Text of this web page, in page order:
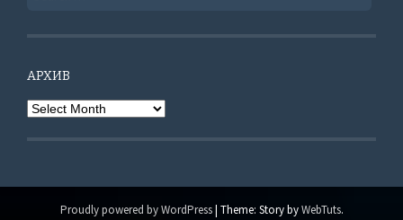
АРХИВ
Архив
Proudly powered by WordPress | Theme: Story byWebTuts.